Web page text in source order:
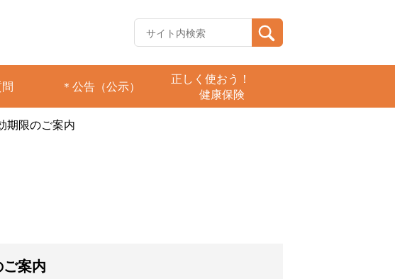
＊公告（公示）
正しく使おう！
健康保険
期限のご案内
案内